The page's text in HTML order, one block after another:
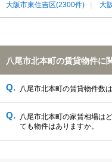
大阪市東住吉区(2300件)
大
大阪市生野区(1974件)
大阪
八
羽曳野市(442件)
生駒市(367
北葛城郡王寺町(114件)
生駒
八尾市北本町の賃貸物件に
八尾市北本町の賃貸物件数
八尾市北本町の家賃相場は
ても物件はありますか。